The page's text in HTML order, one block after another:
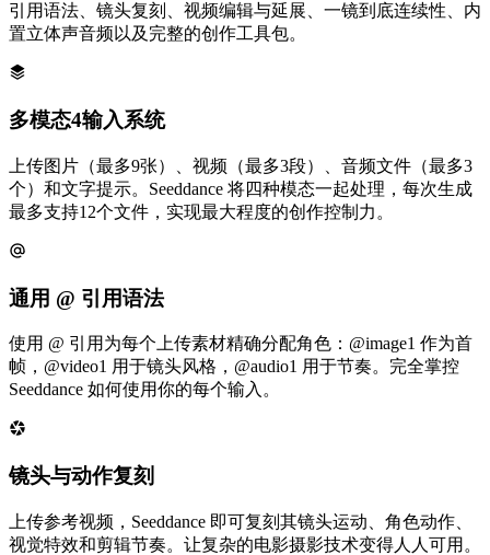
引用语法、镜头复刻、视频编辑与延展、一镜到底连续性、内
置立体声音频以及完整的创作工具包。
多模态4输入系统
上传图片（最多9张）、视频（最多3段）、音频文件（最多3
个）和文字提示。Seeddance 将四种模态一起处理，每次生成
最多支持12个文件，实现最大程度的创作控制力。
通用 @ 引用语法
使用 @ 引用为每个上传素材精确分配角色：@image1 作为首
帧，@video1 用于镜头风格，@audio1 用于节奏。完全掌控
Seeddance 如何使用你的每个输入。
镜头与动作复刻
上传参考视频，Seeddance 即可复刻其镜头运动、角色动作、
视觉特效和剪辑节奏。让复杂的电影摄影技术变得人人可用。